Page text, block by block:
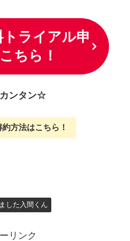
ライアル申
ちら！
ンタン☆
約方法はこちら ！
した入間くん
リンク